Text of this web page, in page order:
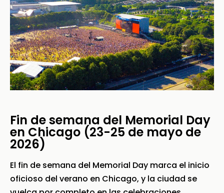
Fin de semana del Memorial Day
en Chicago (23-25 de mayo de
2026)
El fin de semana del Memorial Day marca el inicio
oficioso del verano en Chicago, y la ciudad se